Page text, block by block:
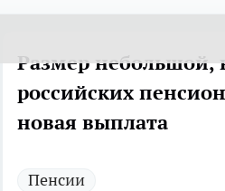
Размер небольшой,
российских
новая выплата
Пенсии